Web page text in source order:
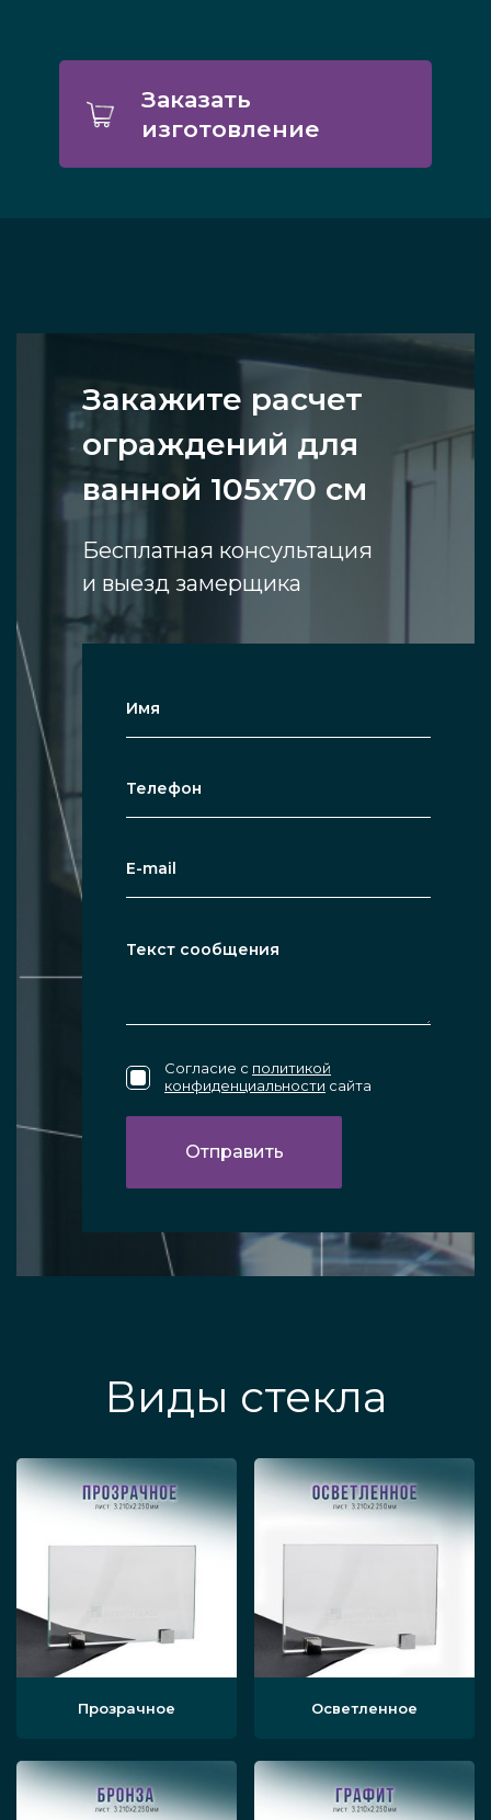
Заказать
изготовление
Закажите расчет
ограждений для
ванной 105x70 см
Бесплатная консультация
и выезд замерщика
Согласие с политикой
конфиденциальности сайта
Виды стекла
Прозрачное Осветленное